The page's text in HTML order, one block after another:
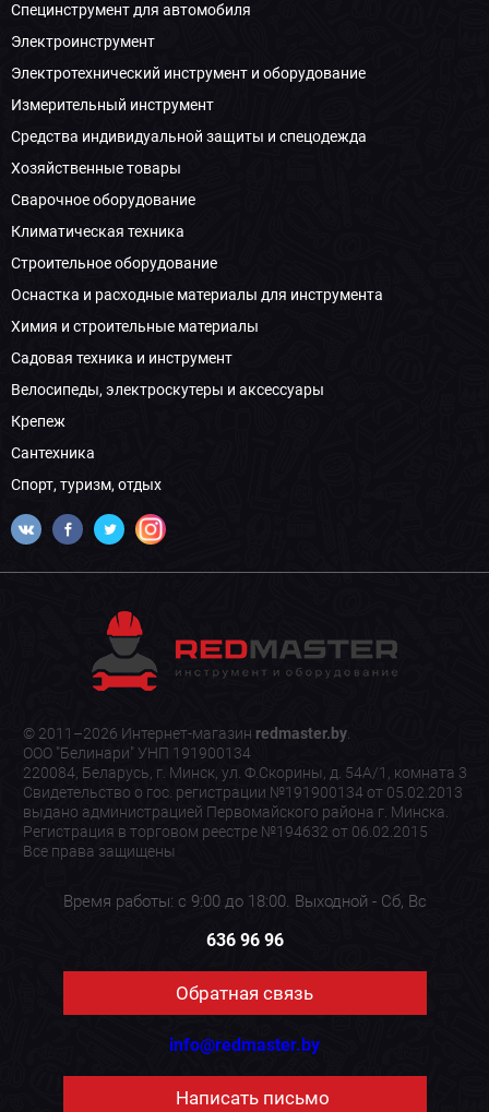
Специнструмент для автомобиля
Электроинструмент
Электротехнический инструмент и оборудование
Измерительный инструмент
Средства индивидуальной защиты и спецодежда
Хозяйственные товары
Сварочное оборудование
Климатическая техника
Строительное оборудование
Оснастка и расходные материалы для инструмента
Химия и строительные материалы
Садовая техника и инструмент
Велосипеды, электроскутеры и аксессуары
Крепеж
Сантехника
Спорт, туризм, отдых
© 2011–2026 Интернет-магазин redmaster.by.
ООО "Белинари" УНП 191900134
220084, Беларусь, г. Минск, ул. Ф.Скорины, д. 54А/1, комната 3
Свидетельство о гос. регистрации №191900134 от 05.02.2013
выдано администрацией Первомайского района г. Минска.
Регистрация в торговом реестре №194632 от 06.02.2015
Все права защищены
Время работы: с 9:00 до 18:00. Выходной - Сб, Вс
636 96 96
Обратная связь
info@redmaster.by
Написать письмо